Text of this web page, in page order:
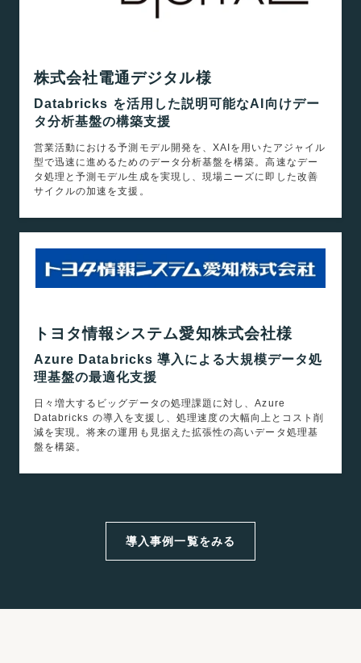
株式会社電通デジタル様
Databricks を活用した説明可能なAI向けデー
タ分析基盤の構築支援
営業活動における予測モデル開発を、XAIを用いたアジャイル
型で迅速に進めるためのデータ分析基盤を構築。高速なデー
タ処理と予測モデル生成を実現し、現場ニーズに即した改善
サイクルの加速を支援。
トヨタ情報システム愛知株式会社様
Azure Databricks 導入による大規模データ処
理基盤の最適化支援
日々増大するビッグデータの処理課題に対し、Azure
Databricks の導入を支援し、処理速度の大幅向上とコスト削
減を実現。将来の運用も見据えた拡張性の高いデータ処理基
盤を構築。
導入事例一覧をみる